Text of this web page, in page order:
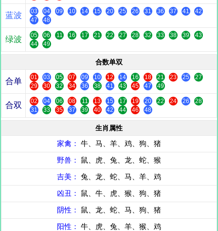
蓝波 03 04 09 10 14 15 20 25 26 31 36 37 41
42
47
48
绿波 05 06 11 16 17 21 22 27 28 32 33 38 39
43
44
49
合数单双
合单 01 03 05 07 09 10 12 14 16 18 21 23 25
27
29
30 32 34 36 38 41 43 45 47 49
合双 02 04 06 08 11 13 15 17 19 20 22 24 26
28
31
33 35 37 39 40 42 44 46 48
生肖属性
家禽： 牛、马、羊、鸡、狗、猪
野兽： 鼠、虎、兔、龙、蛇、猴
吉美： 兔、龙、蛇、马、羊、鸡
凶丑： 鼠、牛、虎、猴、狗、猪
阴性： 鼠、龙、蛇、马、狗、猪
阳性： 牛、虎、兔、羊、猴、鸡